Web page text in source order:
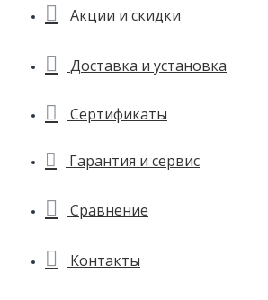
Акции и скидки
Доставка и установка
Сертификаты
Гарантия и сервис
Сравнение
Контакты